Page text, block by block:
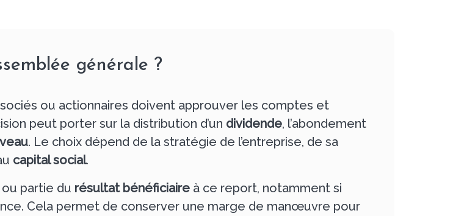
générale ?
ou actionnaires doivent approuver les comptes et
peut porter sur la distribution d’un dividende, l’abondement
. Le choix dépend de la stratégie de l’entreprise, de sa
capital social.
partie du résultat bénéficiaire à ce report, notamment si
Cela permet de conserver une marge de manœuvre pour